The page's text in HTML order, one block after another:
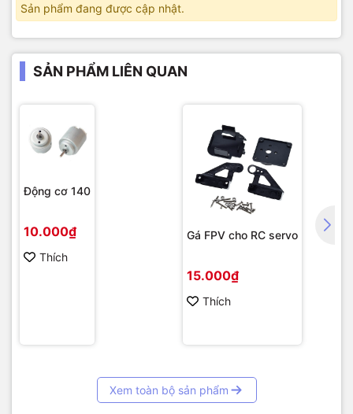
Sản phẩm đang được cập nhật.
SẢN PHẨM LIÊN QUAN
Động cơ 140
10.000₫
Thích
Gá FPV cho RC servo
15.000₫
Thích
Xem toàn bộ sản phẩm